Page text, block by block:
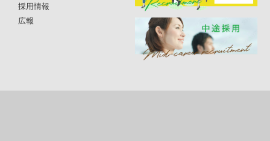
採用情報
広報